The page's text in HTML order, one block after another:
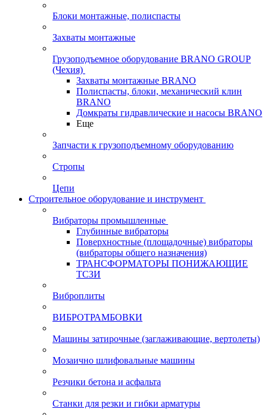
Блоки монтажные, полиспасты
Захваты монтажные
Грузоподъемное оборудование BRANO GROUP
(Чехия)
Захваты монтажные BRANO
Полиспасты, блоки, механический клин
BRANO
Домкраты гидравлические и насосы BRANO
Еще
Запчасти к грузоподъемному оборудованию
Стропы
Цепи
Строительное оборудование и инструмент
Вибраторы промышленные
Глубинные вибраторы
Поверхностные (площадочные) вибраторы
(вибраторы общего назначения)
ТРАНСФОРМАТОРЫ ПОНИЖАЮЩИЕ
ТСЗИ
Виброплиты
ВИБРОТРАМБОВКИ
Машины затирочные (заглаживающие, вертолеты)
Мозаично шлифовальные машины
Резчики бетона и асфальта
Станки для резки и гибки арматуры